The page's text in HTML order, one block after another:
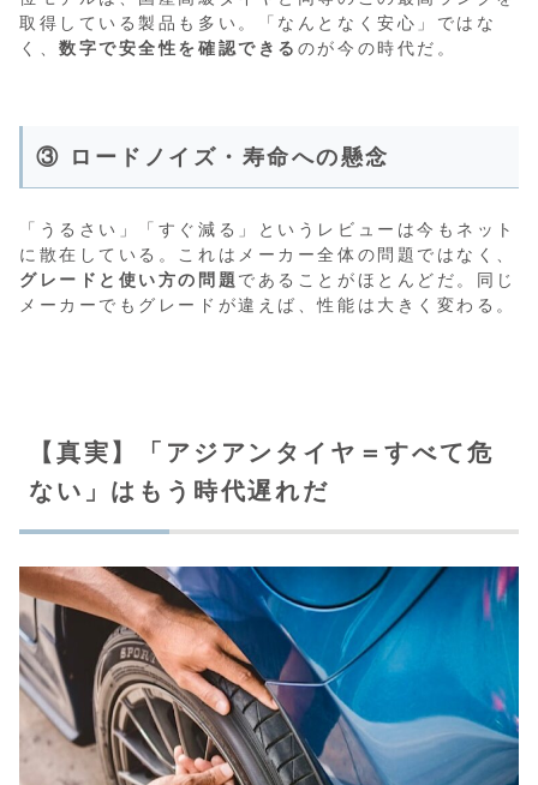
取得している製品も多い。「なんとなく安心」ではな
く、数字で安全性を確認できる のが今の時代だ。
③ ロードノイズ・寿命への懸念
「うるさい」「すぐ減る」というレビューは今もネット
に散在している。これはメーカー全体の問題ではなく、
グレードと使い方の問題 であることがほとんどだ。同じ
メーカーでもグレードが違えば、性能は大きく変わる。
【真実】「アジアンタイヤ＝すべて危
ない」はもう時代遅れだ